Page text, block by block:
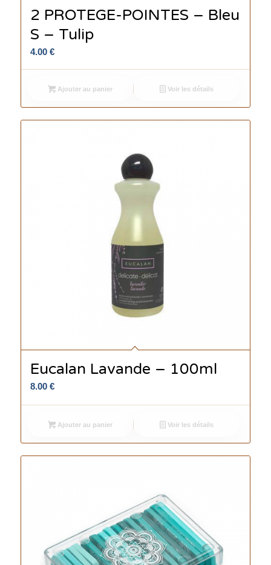
2 PROTEGE-POINTES – Bleu
S – Tulip
4.00 €
Ajouter au panier Voir les détails
Eucalan Lavande – 100ml
8.00 €
Ajouter au panier Voir les détails